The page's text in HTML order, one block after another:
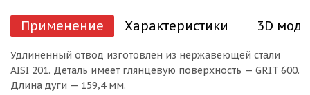
Применение Характеристики 3D
Удлиненный отвод изготовлен из нержавеющей стали
AISI 201. Деталь имеет глянцевую поверхность — GRIT 600.
Длина дуги — 159,4 мм.